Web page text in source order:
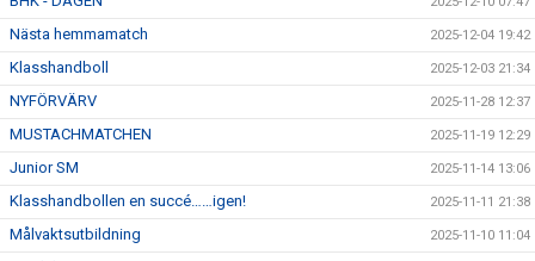
Nästa hemmamatch 2025-12-04 19:42
Klasshandboll 2025-12-03 21:34
NYFÖRVÄRV 2025-11-28 12:37
MUSTACHMATCHEN 2025-11-19 12:29
Junior SM 2025-11-14 13:06
Klasshandbollen en succé……igen! 2025-11-11 21:38
Målvaktsutbildning 2025-11-10 11:04